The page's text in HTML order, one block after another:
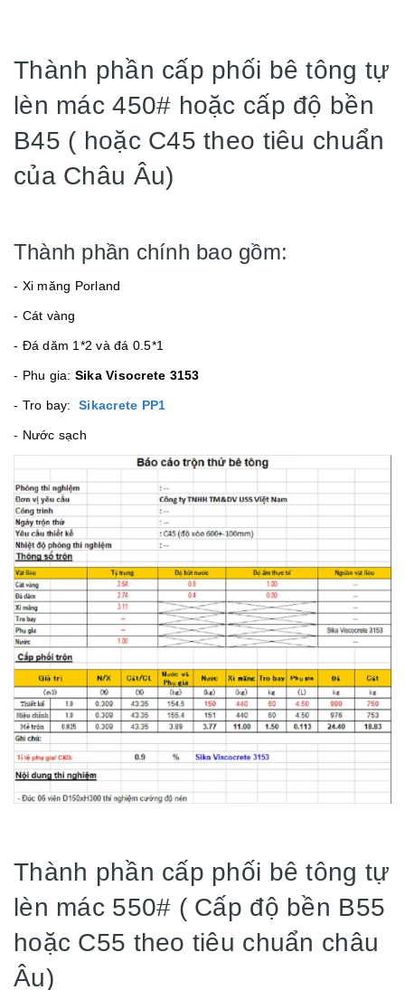
Thành phần cấp phối bê tông tự
lèn mác 450# hoặc cấp độ bền
B45 ( hoặc C45 theo tiêu chuẩn
của Châu Âu)
Thành phần chính bao gồm:
- Xi măng Porland
- Cát vàng
- Đá dăm 1*2 và đá 0.5*1
- Phu gia: Sika Visocrete 3153
- Tro bay: Sikacrete PP1
- Nước sạch
Thành phần cấp phối bê tông tự
lèn mác 550# ( Cấp độ bền B55
hoặc C55 theo tiêu chuẩn châu
Âu)